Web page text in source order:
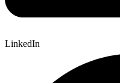
LinkedIn